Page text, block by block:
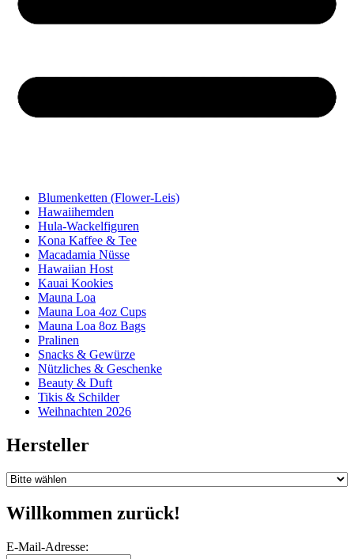
Blumenketten (Flower-Leis)
Hawaiihemden
Hula-Wackelfiguren
Kona Kaffee & Tee
Macadamia Nüsse
Hawaiian Host
Kauai Kookies
Mauna Loa
Mauna Loa 4oz Cups
Mauna Loa 8oz Bags
Pralinen
Snacks & Gewürze
Nützliches & Geschenke
Beauty & Duft
Tikis & Schilder
Weihnachten 2026
Hersteller
Willkommen zurück!
E-Mail-Adresse: